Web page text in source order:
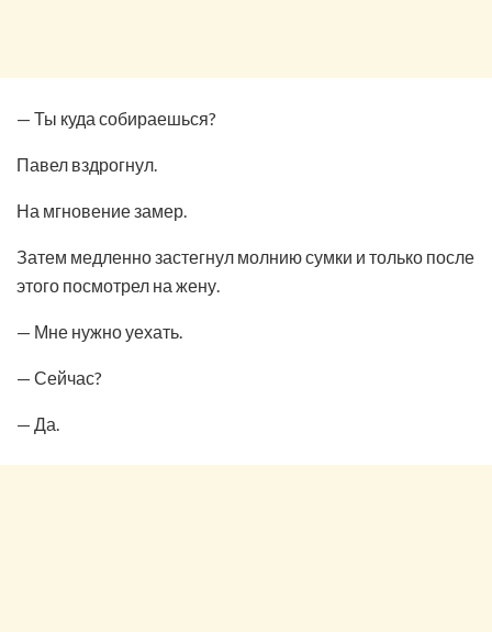
— Ты куда собираешься?
Павел вздрогнул.
На мгновение замер.
Затем медленно застегнул молнию сумки и только после
этого посмотрел на жену.
— Мне нужно уехать.
— Сейчас?
— Да.